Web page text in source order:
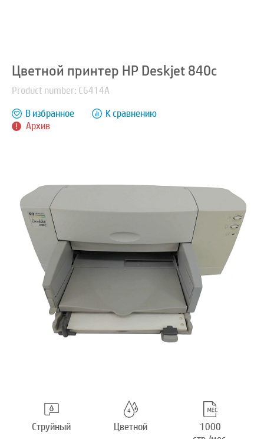
Цветной принтер HP Deskjet 840c
Product number: C6414A
Архив
В избранное К сравнению
Струйный Цветной
1000